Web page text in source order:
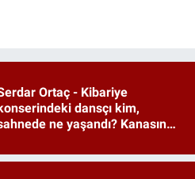
Ortaç - Kibariye
dansçı kim,
ne yaşandı? Kanasın